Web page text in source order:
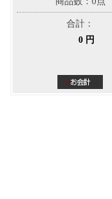
合計：
0 円